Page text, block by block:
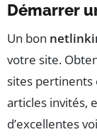
Démarrer
Un bon
votre site.
sites pertinents
articles invités,
d’excellentes